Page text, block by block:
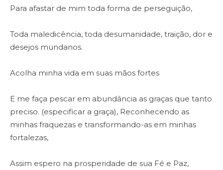
Para afastar de mim toda forma de perseguição,
Toda maledicência, toda desumanidade, traição, dor e
desejos mundanos.
Acolha minha vida em suas mãos fortes
E me faça pescar em abundância as graças que tanto
preciso. (especificar a graça), Reconhecendo as
minhas fraquezas e transformando-as em minhas
fortalezas,
Assim espero na prosperidade de sua Fé e Paz,